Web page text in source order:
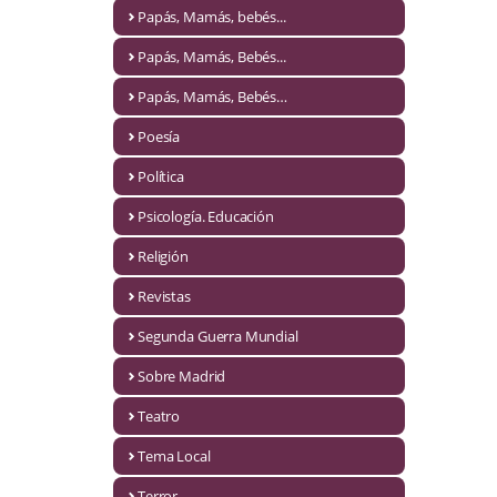
Novela Extranjera
Novela fantástica
Novela romántica
Otros idiomas
Papás, Mamás, bebés...
Papás, Mamás, Bebés...
Papás, Mamás, Bebés…
Papás, Mamás, bebés...
Papás, Mamás, Bebés...
Papás, Mamás, Bebés…
Poesía
Política
Psicología. Educación
Religión
Revistas
Segunda Guerra Mundial
Sobre Madrid
Teatro
Tema Local